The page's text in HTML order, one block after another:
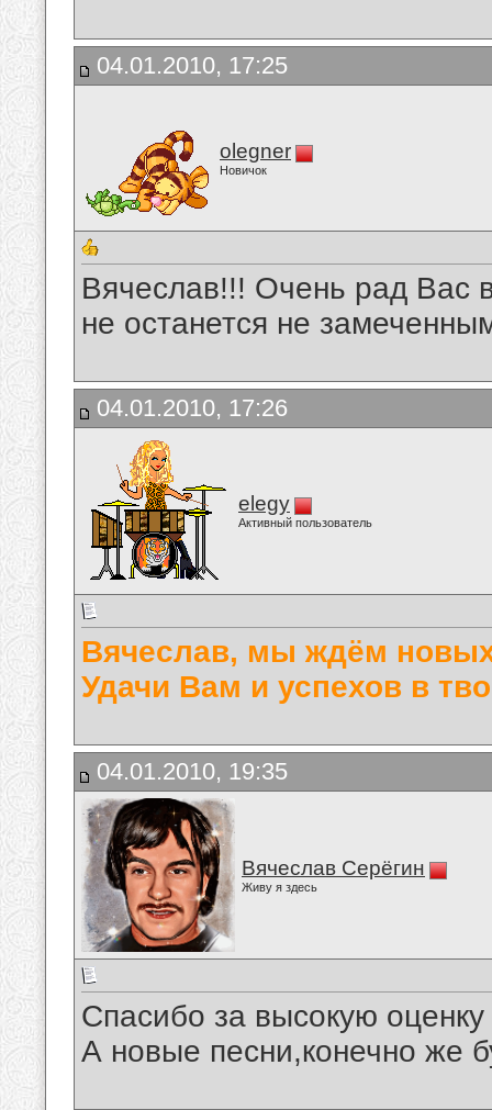
04.01.2010, 17:25
olegner
Новичок
Вячеслав!!! Очень рад Вас
не останется не
04.01.2010, 17:26
elegy
Активный пользователь
Вячеслав, мы ждём
Удачи Вам и успехов в
04.01.2010, 19:35
Вячеслав Серёгин
Живу я здесь
Спасибо за высокую оценку
А новые песни,конечно же